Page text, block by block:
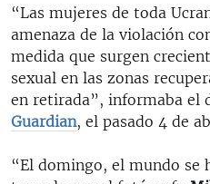
“Las mujeres de toda
amenaza de la violación
medida que surgen
sexual en las zonas
en retirada”, informaba el
Guardian, el pasado 4 de
“El domingo, el mundo se